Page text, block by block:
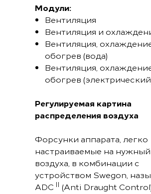
Модули:
Вентиляция
Вентиляция и
Вентиляция,
обогрев (вода)
Вентиляция,
обогрев
Регулируемая картина
распределения воздуха
Форсунки аппарата, легко
настраиваемые на
воздуха, в комбинации с
устройством Swegon,
ADC II (Anti Draught